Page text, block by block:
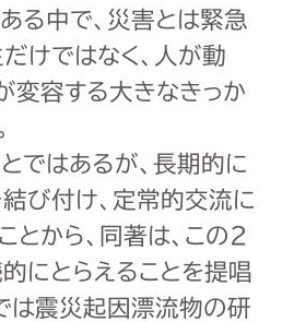
る中で、災害とは緊急
けではなく、人が動
変容する大きなきっか
ではあるが、長期的に
び付け、定常的交流に
とから、同著は、この２
にとらえることを提唱
は震災起因漂流物の研